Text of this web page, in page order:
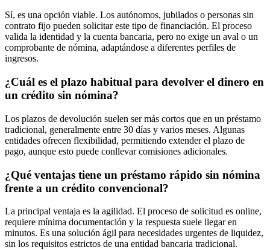
Sí, es una opción viable. Los autónomos, jubilados o personas sin
contrato fijo pueden solicitar este tipo de financiación. El proceso
valida la identidad y la cuenta bancaria, pero no exige un aval o un
comprobante de nómina, adaptándose a diferentes perfiles de
ingresos.
¿Cuál es el plazo habitual para devolver el dinero en
un crédito sin nómina?
Los plazos de devolución suelen ser más cortos que en un préstamo
tradicional, generalmente entre 30 días y varios meses. Algunas
entidades ofrecen flexibilidad, permitiendo extender el plazo de
pago, aunque esto puede conllevar comisiones adicionales.
¿Qué ventajas tiene un préstamo rápido sin nómina
frente a un crédito convencional?
La principal ventaja es la agilidad. El proceso de solicitud es online,
requiere mínima documentación y la respuesta suele llegar en
minutos. Es una solución ágil para necesidades urgentes de liquidez,
sin los requisitos estrictos de una entidad bancaria tradicional.